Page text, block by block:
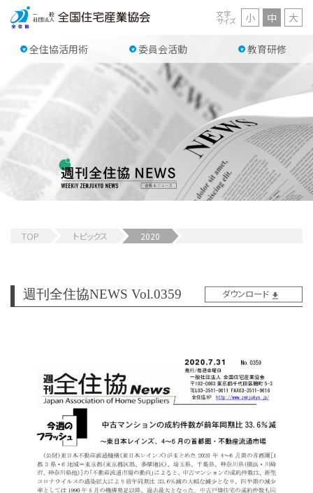
全住協活用術 委員会活動 教育研修
文字
サイズ 小 中 大
TOP トピックス 2020
週刊全住協NEWS Vol.0359 ダウンロード